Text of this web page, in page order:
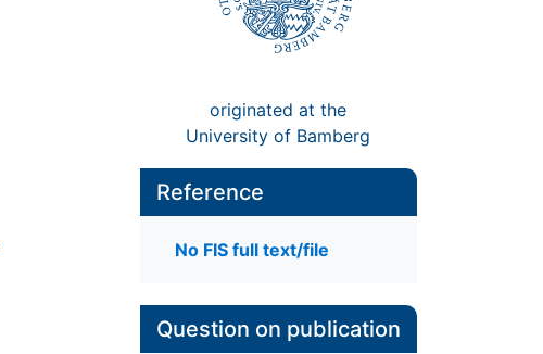
originated at the
University of Bamberg
Reference
No FIS full text/file
Question on publication